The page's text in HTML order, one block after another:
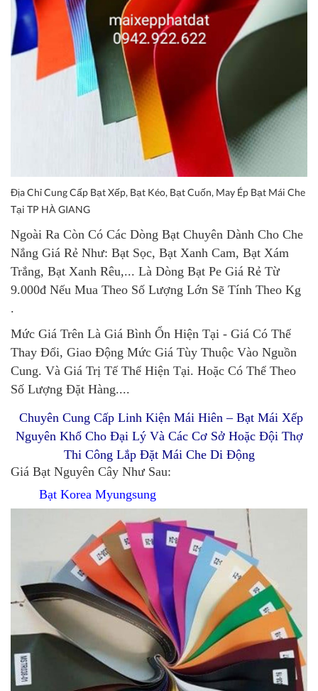
Địa Chỉ Cung Cấp Bạt Xếp, Bạt Kéo, Bạt Cuốn, May Ép Bạt Mái Che
Tại TP HÀ GIANG
Ngoài Ra Còn Có Các Dòng Bạt Chuyên Dành Cho Che
Nắng Giá Rẻ Như: Bạt Sọc, Bạt Xanh Cam, Bạt Xám
Trắng, Bạt Xanh Rêu,... Là Dòng Bạt Pe Giá Rẻ Từ
9.000đ Nếu Mua Theo Số Lượng Lớn Sẽ Tính Theo Kg
.
Mức Giá Trên Là Giá Bình Ổn Hiện Tại - Giá Có Thể
Thay Đổi, Giao Động Mức Giá Tùy Thuộc Vào Nguồn
Cung. Và Giá Trị Tế Thể Hiện Tại. Hoặc Có Thể Theo
Số Lượng Đặt Hàng....
Chuyên Cung Cấp Linh Kiện Mái Hiên – Bạt Mái Xếp
Nguyên Khổ Cho Đại Lý Và Các Cơ Sở Hoặc Đội Thợ
Thi Công Lắp Đặt Mái Che Di Động
Giá Bạt Nguyên Cây Như Sau:
Bạt Korea Myungsung